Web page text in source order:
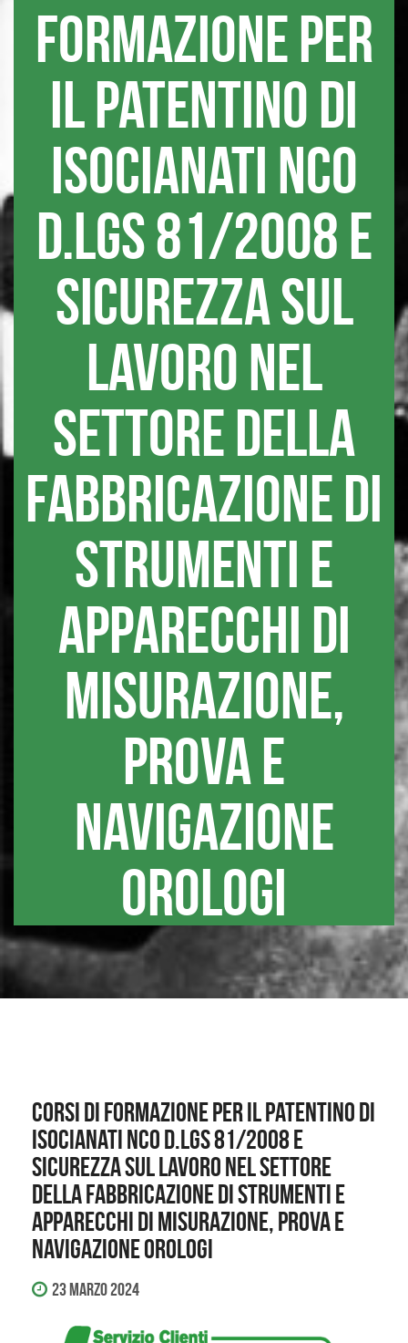
formazione per
il patentino di
isocianati NCO
D.lgs 81/2008 e
sicurezza sul
lavoro nel
settore della
fabbricazione di
strumenti e
apparecchi di
misurazione,
prova e
navigazione
orologi
Corsi di formazione per il patentino di
isocianati NCO D.lgs 81/2008 e
sicurezza sul lavoro nel settore
della fabbricazione di strumenti e
apparecchi di misurazione, prova e
navigazione orologi
23 Marzo 2024